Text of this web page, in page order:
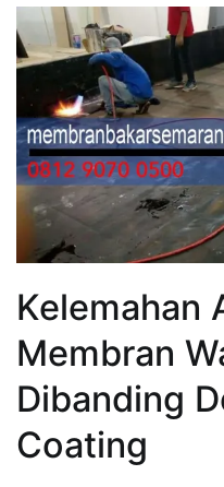
Kelemahan
Membran
Dibanding
Coating